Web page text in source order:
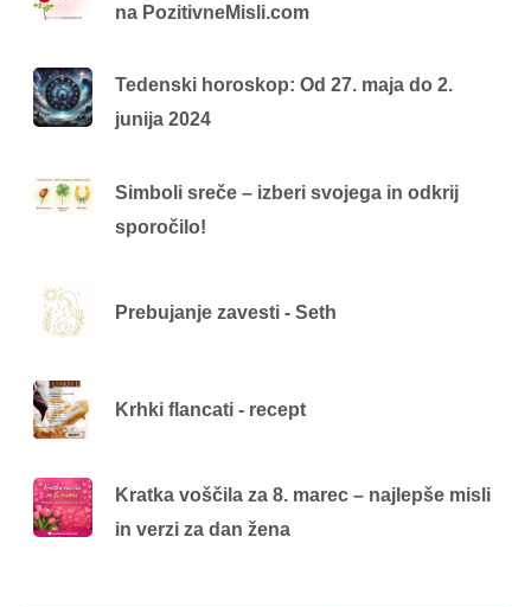
na PozitivneMisli.com
Tedenski horoskop: Od 27. maja do 2.
junija 2024
Simboli sreče – izberi svojega in odkrij
sporočilo!
Prebujanje zavesti - Seth
Krhki flancati - recept
Kratka voščila za 8. marec – najlepše misli
in verzi za dan žena